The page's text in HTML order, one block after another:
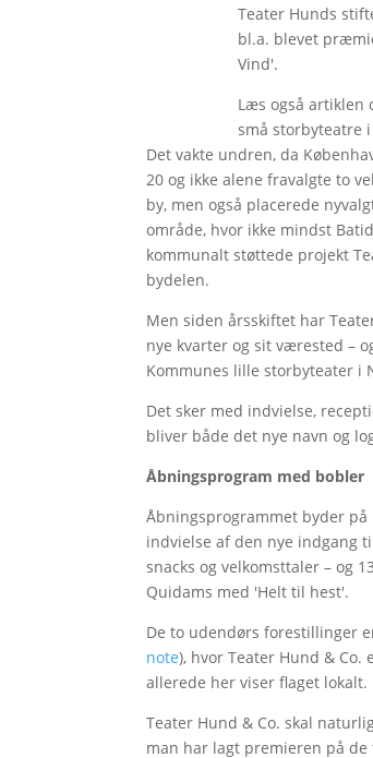
Teater Hunds
bl.a. blevet
Vind'.
Læs også artiklen
små storbyteatre
Det vakte undren, da
20 og ikke alene fravalgte to
by, men også placerede
område, hvor ikke mindst
kommunalt støttede projekt
bydelen.
Men siden årsskiftet har
nye kvarter og sit værested –
Kommunes lille storbyteater i
Det sker med indvielse,
bliver både det nye navn og
Åbningsprogram med bobler
Åbningsprogrammet byder på
indvielse af den nye indgang
snacks og velkomsttaler – og
Quidams med 'Helt til hest'.
De to udendørs forestillinger
note), hvor Teater Hund & Co.
allerede her viser flaget lokalt.
Teater Hund & Co. skal
man har lagt premieren på